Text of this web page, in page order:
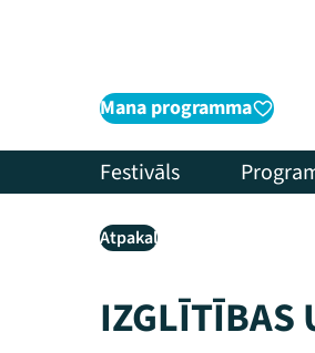
Mana programma
Festivāls
Atpakaļ
IZGLĪTĪBAS